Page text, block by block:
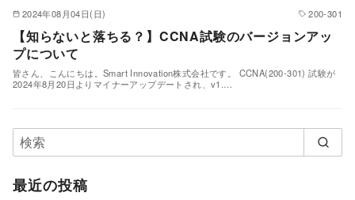
2024年08月04日(日) 200-301
【知らないと落ちる？】CCNA試験のバージョンアッ
プについて
皆さん、こんにちは。Smart Innovation株式会社です。 CCNA(200-301) 試験が
2024年8月20日よりマイナーアップデートされ、v1.…
最近の投稿